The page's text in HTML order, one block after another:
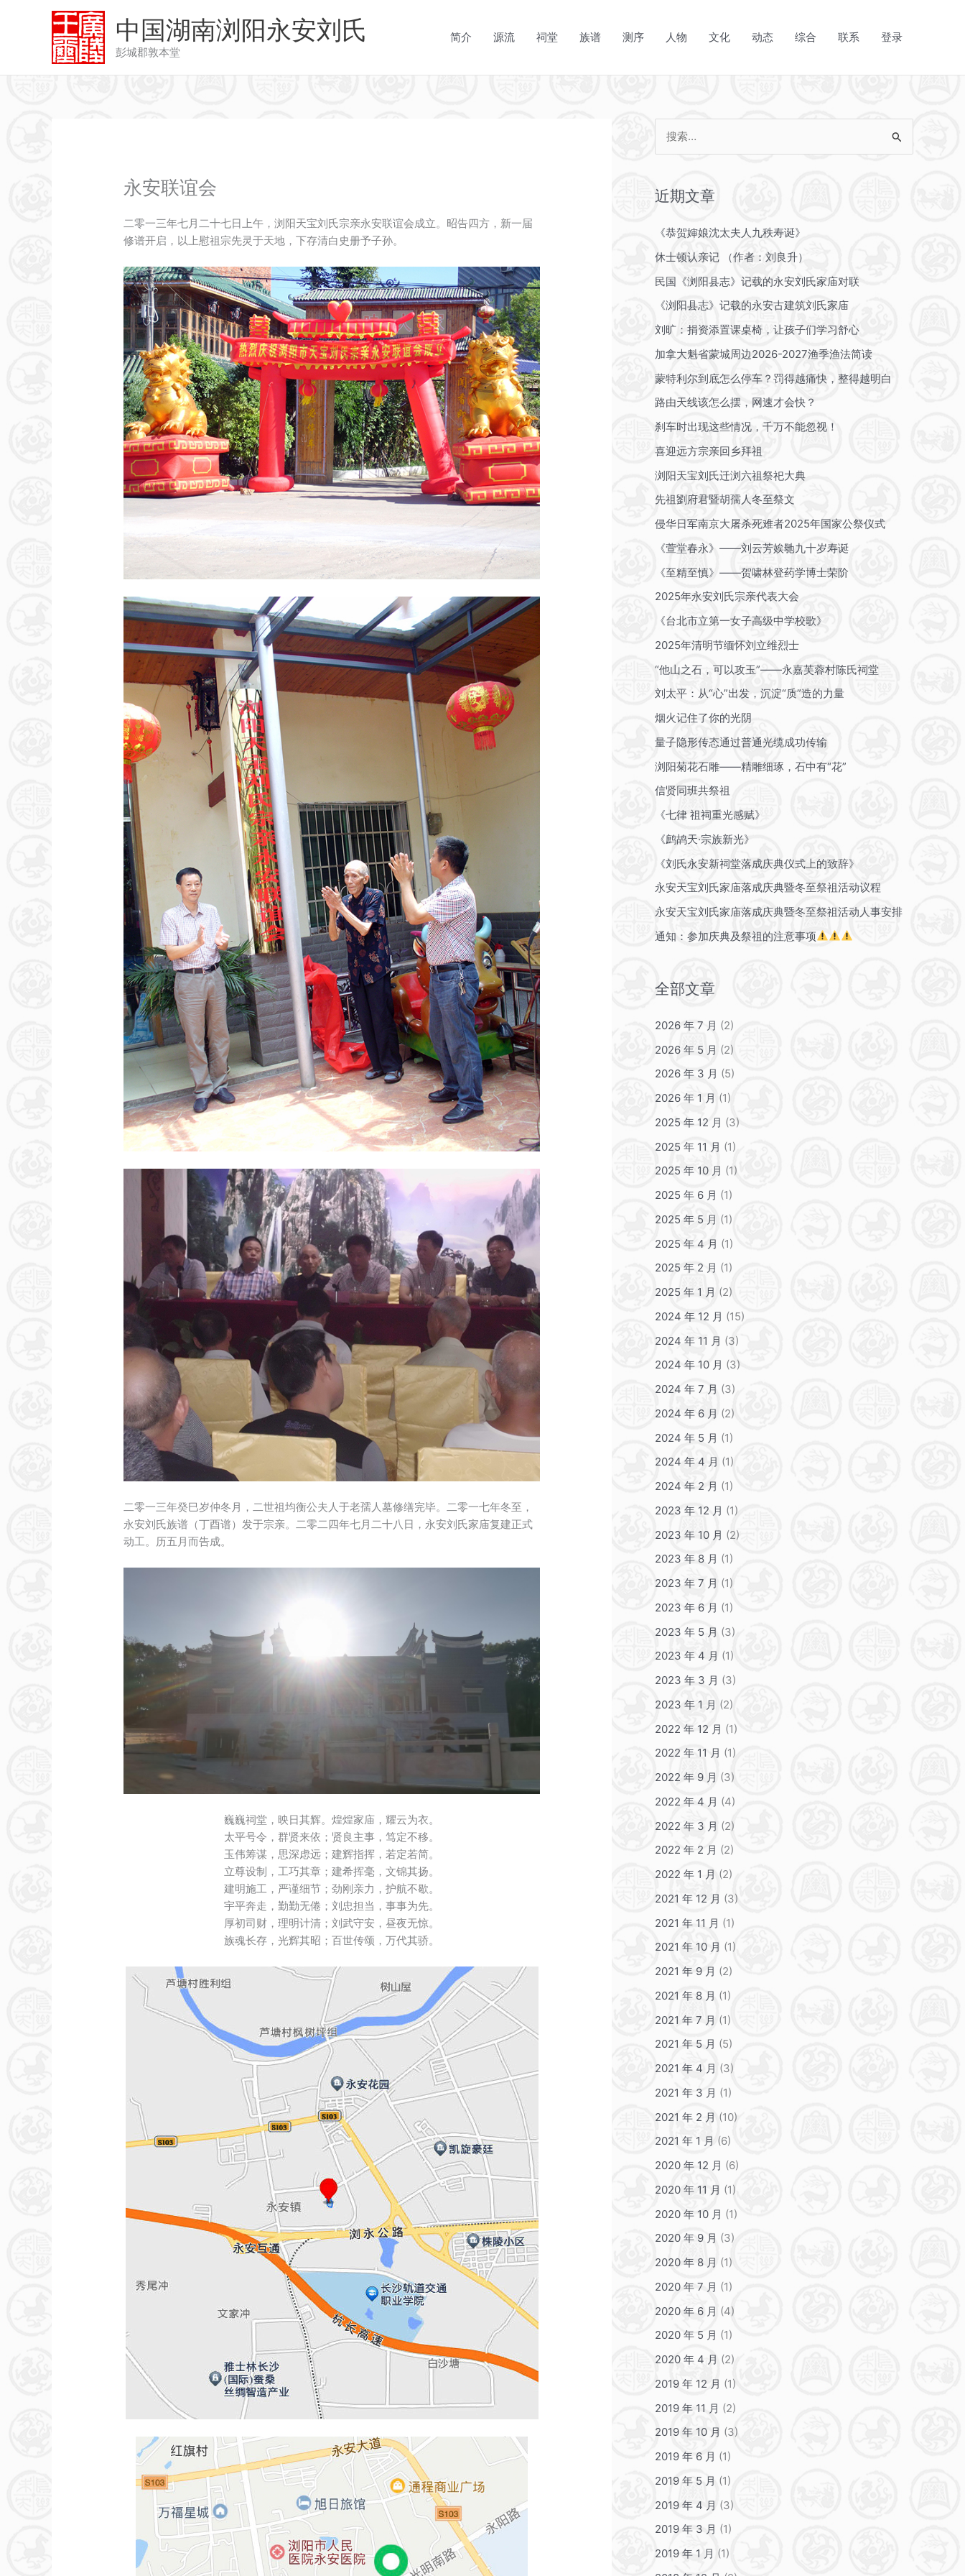
中国湖南浏阳永安刘氏
彭城郡敦本堂
简介 源流 祠堂 族谱 测序 人物 文化 动态 综合 联系 登录
永安联谊会
二零一三年七月二十七日上午，浏阳天宝刘氏宗亲永安联谊会成立。昭告四方，新一届
修谱开启，以上慰祖宗先灵于天地，下存清白史册予子孙。
二零一三年癸巳岁仲冬月，二世祖均衡公夫人于老孺人墓修缮完毕。二零一七年冬至，
永安刘氏族谱（丁酉谱）发于宗亲。二零二四年七月二十八日，永安刘氏家庙复建正式
动工。历五月而告成。
巍巍祠堂，映日其辉。煌煌家庙，耀云为衣。
太平号令，群贤来依；贤良主事，笃定不移。
玉伟筹谋，思深虑远；建辉指挥，若定若简。
立尊设制，工巧其章；建希挥毫，文锦其扬。
建明施工，严谨细节；劲刚亲力，护航不歇。
宇平奔走，勤勤无倦；刘忠担当，事事为先。
厚初司财，理明计清；刘武守安，昼夜无惊。
族魂长存，光辉其昭；百世传颂，万代其骄。
近期文章
《恭贺婶娘沈太夫人九秩寿诞》
休士顿认亲记 （作者：刘良升）
民国《浏阳县志》记载的永安刘氏家庙对联
《浏阳县志》记载的永安古建筑刘氏家庙
刘旷：捐资添置课桌椅，让孩子们学习舒心
加拿大魁省蒙城周边2026-2027渔季渔法简读
蒙特利尔到底怎么停车？罚得越痛快，整得越明白
路由天线该怎么摆，网速才会快？
刹车时出现这些情况，千万不能忽视！
喜迎远方宗亲回乡拜祖
浏阳天宝刘氏迁浏六祖祭祀大典
先祖劉府君暨胡孺人冬至祭文
侵华日军南京大屠杀死难者2025年国家公祭仪式
《萱堂春永》——刘云芳娭毑九十岁寿诞
《至精至慎》——贺啸林登药学博士荣阶
2025年永安刘氏宗亲代表大会
《台北市立第一女子高级中学校歌》
2025年清明节缅怀刘立维烈士
“他山之石，可以攻玉”——永嘉芙蓉村陈氏祠堂
刘太平：从“心”出发，沉淀“质”造的力量
烟火记住了你的光阴
量子隐形传态通过普通光缆成功传输
浏阳菊花石雕——精雕细琢，石中有“花”
信贤同班共祭祖
《七律 祖祠重光感赋》
《鹧鸪天·宗族新光》
《刘氏永安新祠堂落成庆典仪式上的致辞》
永安天宝刘氏家庙落成庆典暨冬至祭祖活动议程
永安天宝刘氏家庙落成庆典暨冬至祭祖活动人事安排
通知：参加庆典及祭祖的注意事项
全部文章
2026 年 7 月 (2)
2026 年 5 月 (2)
2026 年 3 月 (5)
2026 年 1 月 (1)
2025 年 12 月 (3)
2025 年 11 月 (1)
2025 年 10 月 (1)
2025 年 6 月 (1)
2025 年 5 月 (1)
2025 年 4 月 (1)
2025 年 2 月 (1)
2025 年 1 月 (2)
2024 年 12 月 (15)
2024 年 11 月 (3)
2024 年 10 月 (3)
2024 年 7 月 (3)
2024 年 6 月 (2)
2024 年 5 月 (1)
2024 年 4 月 (1)
2024 年 2 月 (1)
2023 年 12 月 (1)
2023 年 10 月 (2)
2023 年 8 月 (1)
2023 年 7 月 (1)
2023 年 6 月 (1)
2023 年 5 月 (3)
2023 年 4 月 (1)
2023 年 3 月 (3)
2023 年 1 月 (2)
2022 年 12 月 (1)
2022 年 11 月 (1)
2022 年 9 月 (3)
2022 年 4 月 (4)
2022 年 3 月 (2)
2022 年 2 月 (2)
2022 年 1 月 (2)
2021 年 12 月 (3)
2021 年 11 月 (1)
2021 年 10 月 (1)
2021 年 9 月 (2)
2021 年 8 月 (1)
2021 年 7 月 (1)
2021 年 5 月 (5)
2021 年 4 月 (3)
2021 年 3 月 (1)
2021 年 2 月 (10)
2021 年 1 月 (6)
2020 年 12 月 (6)
2020 年 11 月 (1)
2020 年 10 月 (1)
2020 年 9 月 (3)
2020 年 8 月 (1)
2020 年 7 月 (1)
2020 年 6 月 (4)
2020 年 5 月 (1)
2020 年 4 月 (2)
2019 年 12 月 (1)
2019 年 11 月 (2)
2019 年 10 月 (3)
2019 年 6 月 (1)
2019 年 5 月 (1)
2019 年 4 月 (3)
2019 年 3 月 (1)
2019 年 1 月 (1)